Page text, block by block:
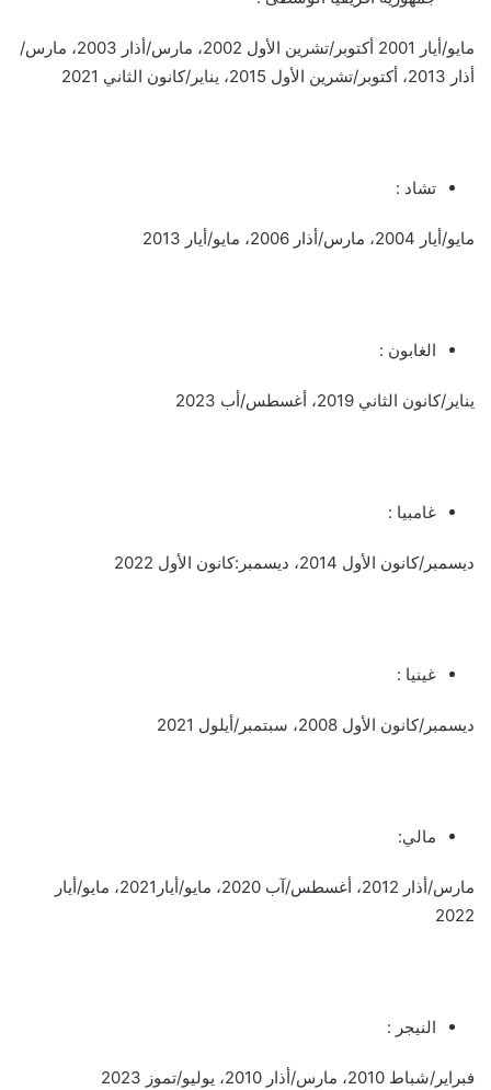
مايو/أيار 2001 أكتوبر/تشرين الأول 2002، مارس/أذار 2003، مارس/
أذار 2013، أكتوبر/تشرين الأول 2015، يناير/كانون الثاني 2021
تشاد :
مايو/أيار 2004، مارس/أذار 2006، مايو/أيار 2013
الغابون :
يناير/كانون الثاني 2019، أغسطس/أب 2023
غامبيا :
ديسمبر/كانون الأول 2014، ديسمبر:كانون الأول 2022
غينيا :
ديسمبر/كانون الأول 2008، سبتمبر/أيلول 2021
مالي:
مارس/أذار 2012، أغسطس/آب 2020، مايو/أيار2021، مايو/أيار
2022
النيجر :
فبراير/شباط 2010، مارس/أذار 2010، يوليو/تموز 2023